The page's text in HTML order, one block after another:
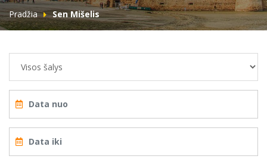
Pradžia Sen Mišelis